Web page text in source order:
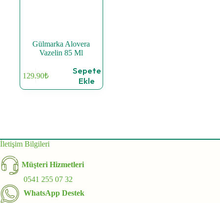
Gülmarka Alovera
Vazelin 85 Ml
129.90₺
Sepete
Ekle
İletişim Bilgileri
Müşteri Hizmetleri
0541 255 07 32
WhatsApp Destek